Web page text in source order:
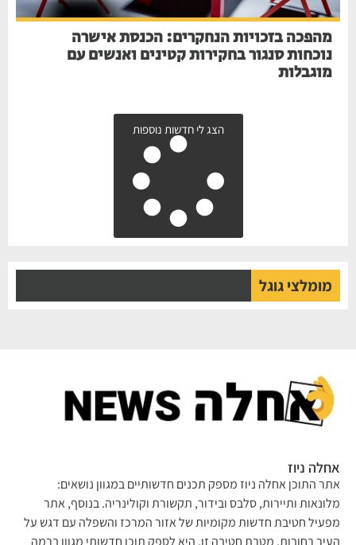
מהפכה בזכויות הנחקרים: הכנסת אישרה
נוכחות סנגור בחקירות קטינים ואנשים עם
מוגבלות
הצג לי חדשות נוספות
מומלצי גוגל
אחלה ניוז
אתר התוכן אחלה ניוז מספק תכנים חדשותיים במגוון נושאים:
מלונאות ותיירות, סלבס ובידור, תקשורת וקולינריה. בנוסף, אתר
מפעיל חטיבת חדשות מקומיות של אזור המרכז והשפלה עם דגש על